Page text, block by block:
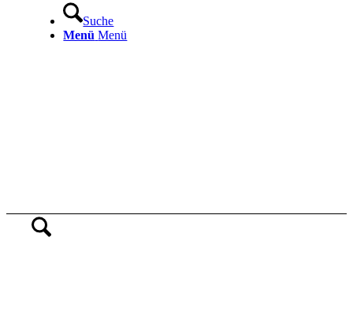
Suche
Menü Menü